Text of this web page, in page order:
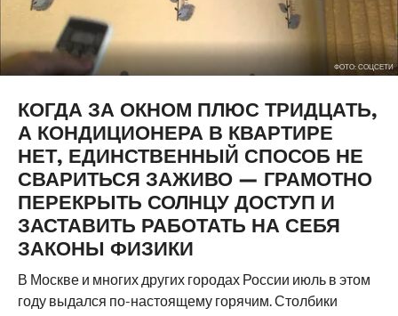
ФОТО: СОЦСЕТИ
КОГДА ЗА ОКНОМ ПЛЮС ТРИДЦАТЬ,
А КОНДИЦИОНЕРА В КВАРТИРЕ
НЕТ, ЕДИНСТВЕННЫЙ СПОСОБ НЕ
СВАРИТЬСЯ ЗАЖИВО — ГРАМОТНО
ПЕРЕКРЫТЬ СОЛНЦУ ДОСТУП И
ЗАСТАВИТЬ РАБОТАТЬ НА СЕБЯ
ЗАКОНЫ ФИЗИКИ
В Москве и многих других городах России июль в этом
году выдался по-настоящему горячим. Столбики